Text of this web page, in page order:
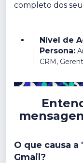
completo dos
Nível de
Persona:
CRM,
O que causa
Gmail?